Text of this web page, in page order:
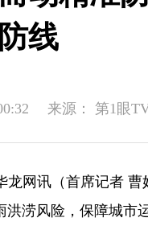
线
来源： 第1眼
龙网讯（首席记者
洪涝风险，保障城市